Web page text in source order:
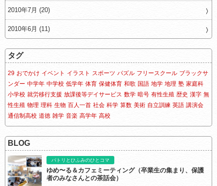
2010年7月 (20)
2010年6月 (11)
タグ
29 おでかけ イベント イラスト スポーツ パズル フリースクール ブラックサ
ンダー 中学年 中学校 低学年 体育 保健体育 和歌 国語 地学 地理 塾 家庭科
小学校 就労移行支援 放課後等デイサービス 数学 暗号 有性生殖 歴史 漢字 無
性生殖 物理 理科 生物 百人一首 社会 科学 算数 美術 自立訓練 英語 講演会
通信制高校 道徳 雑学 音楽 高学年 高校
BLOG
パトリとひふみのひとコマ
ゆめ〜る＆カフェミーティング（卒業生の集まり、保護
者のみなさんとの茶話会）